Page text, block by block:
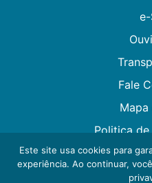
e-
Fale
Politica
Este site usa cookies para
experiência. Ao continuar,